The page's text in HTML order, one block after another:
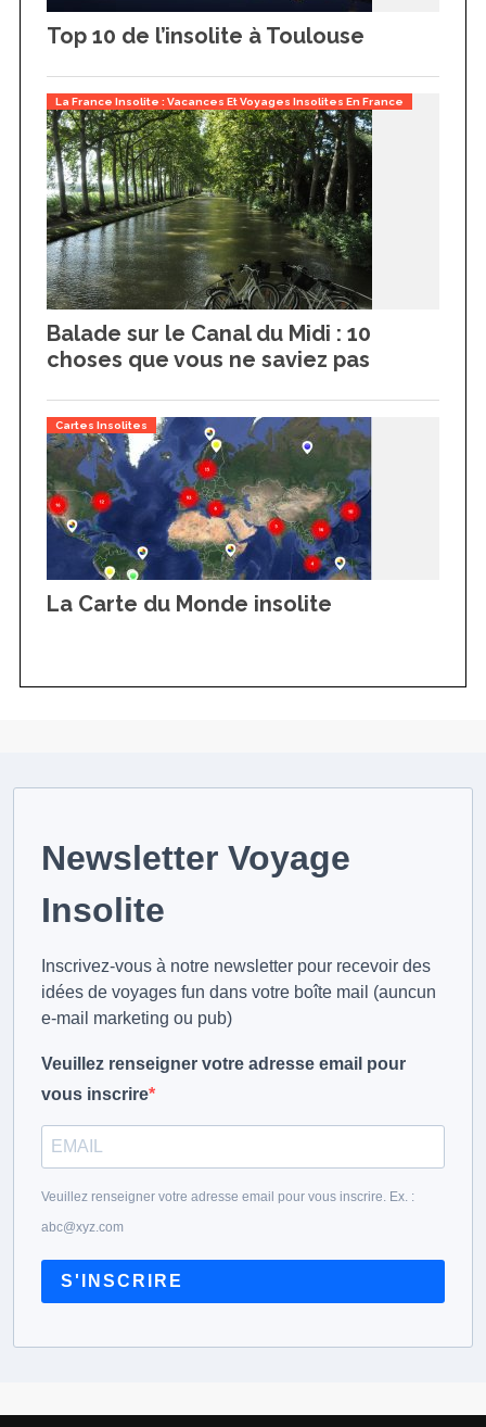
Top 10 de l’insolite à Toulouse
La France Insolite : Vacances Et Voyages Insolites En France
Balade sur le Canal du Midi : 10
choses que vous ne saviez pas
Cartes Insolites
La Carte du Monde insolite
Newsletter Voyage
Insolite
Inscrivez-vous à notre newsletter pour recevoir des
idées de voyages fun dans votre boîte mail (auncun
e-mail marketing ou pub)
Veuillez renseigner votre adresse email pour
vous inscrire
Veuillez renseigner votre adresse email pour vous inscrire. Ex. :
abc@xyz.com
S'INSCRIRE